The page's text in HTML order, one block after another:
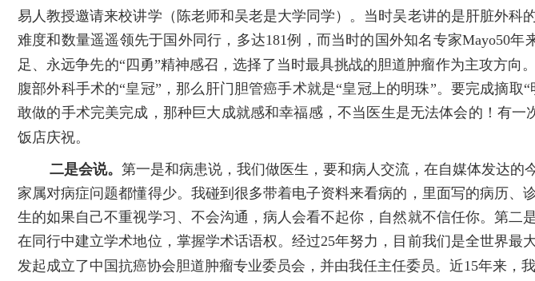
易人教授邀请来校讲学（陈老师和吴老是大学同学）。当时吴老讲的是肝脏外科
难度和数量遥遥领先于国外同行，多达181例，而当时的国外知名专家Mayo50年
足、永远争先的“四勇”精神感召，选择了当时最具挑战的胆道肿瘤作为主攻方
腹部外科手术的“皇冠”，那么肝门胆管癌手术就是“皇冠上的明珠”。要完成摘
敢做的手术完美完成，那种巨大成就感和幸福感，不当医生是无法体会的！有一
饭店庆祝。
二是会说。 第一是和病患说，我们做医生，要和病人交流，在自媒体发达
家属对病症问题都懂得少。我碰到很多带着电子资料来看病的，里面写的病历
生的如果自己不重视学习、不会沟通，病人会看不起你，自然就不信任你。第二
在同行中建立学术地位，掌握学术话语权。经过25年努力，目前我们是全世界最
发起成立了中国抗癌协会胆道肿瘤专业委员会，并由我任主任委员。近15年来，